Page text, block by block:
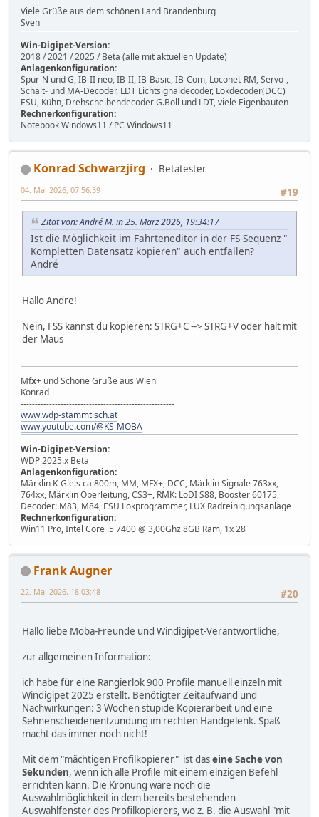
Viele Grüße aus dem schönen Land Brandenburg
Sven
Win-Digipet-Version:
2018 / 2021 / 2025 / Beta (alle mit aktuellen Update)
Anlagenkonfiguration:
Spur-N und G, IB-II neo, IB-II, IB-Basic, IB-Com, Loconet-RM, Servo-,
Schalt- und MA-Decoder, LDT Lichtsignaldecoder, Lokdecoder(DCC)
ESU, Kühn, Drehscheibendecoder G.Boll und LDT, viele Eigenbauten
Rechnerkonfiguration:
Notebook Windows11 / PC Windows11
Konrad Schwarzjirg
Betatester
#19
04. Mai 2026, 07:56:39
Zitat von: André M. in 25. März 2026, 19:34:17
Ist die Möglichkeit im Fahrteneditor in der FS-Sequenz "
Kompletten Datensatz kopieren" auch entfallen?
André
Hallo Andre!
Nein, FSS kannst du kopieren: STRG+C --> STRG+V oder halt mit
der Maus
Mfx+ und Schöne Grüße aus Wien
Konrad
------------------------------------------------------
www.wdp-stammtisch.at
www.youtube.com/@KS-MOBA
Win-Digipet-Version:
WDP 2025.x Beta
Anlagenkonfiguration:
Märklin K-Gleis ca 800m, MM, MFX+, DCC, Märklin Signale 763xx,
764xx, Märklin Oberleitung, CS3+, RMK: LoDI S88, Booster 60175,
Decoder: M83, M84, ESU Lokprogrammer, LUX Radreinigungsanlage
Rechnerkonfiguration:
Win11 Pro, Intel Core i5 7400 @ 3,00Ghz 8GB Ram, 1x 28
Frank Augner
#20
22. Mai 2026, 18:03:48
Hallo liebe Moba-Freunde und Windigipet-Verantwortliche,
zur allgemeinen Information:
ich habe für eine Rangierlok 900 Profile manuell einzeln mit
Windigipet 2025 erstellt. Benötigter Zeitaufwand und
Nachwirkungen: 3 Wochen stupide Kopierarbeit und eine
Sehnenscheidenentzündung im rechten Handgelenk. Spaß
macht das immer noch nicht!
Mit dem "mächtigen Profilkopierer" ist daseine Sache von
Sekunden, wenn ich alle Profile mit einem einzigen Befehl
errichten kann. Die Krönung wäre noch die
Auswahlmöglichkeit in dem bereits bestehenden
Auswahlfenster des Profilkopierers, wo z. B. die Auswahl "mit